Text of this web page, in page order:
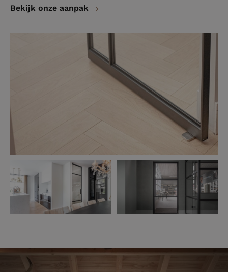
Bekijk onze aanpak